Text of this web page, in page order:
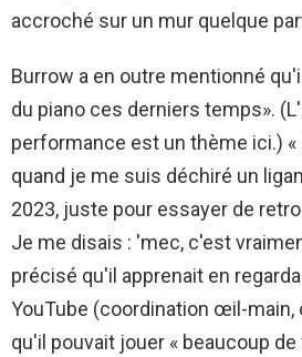
accroché sur un mur quelque
Burrow a en outre mentionné
du piano ces derniers temps».
performance est un thème ici.)
quand je me suis déchiré un
2023, juste pour essayer de
Je me disais : 'mec, c'est
précisé qu'il apprenait en
YouTube (coordination œil-main,
qu'il pouvait jouer « beaucoup de